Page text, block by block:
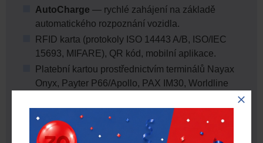
AutoCharge — rychlé zahájení na základě
automatického rozpoznání vozidla.
RFID karta (protokoly ISO 14443 A/B, ISO/IEC
15693, MIFARE), QR kód, mobilní aplikace.
Platební kartou prostřednictvím terminálů Nayax
Onyx, Payter P66/Apollo, PAX IM30, Worldline
Cloudová platforma MaxiCloud a
vzdálená správa